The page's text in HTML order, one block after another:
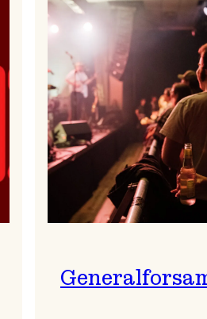
–
Ingunn